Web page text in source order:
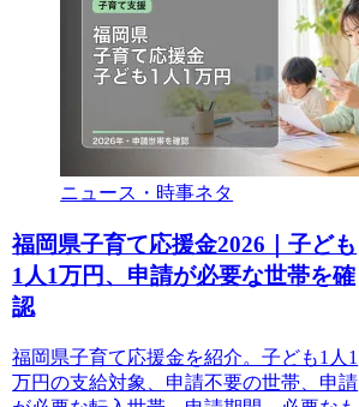
ニュース・時事ネタ
福岡県子育て応援金2026｜子ども
1人1万円、申請が必要な世帯を確
認
福岡県子育て応援金を紹介。子ども1人1
万円の支給対象、申請不要の世帯、申請